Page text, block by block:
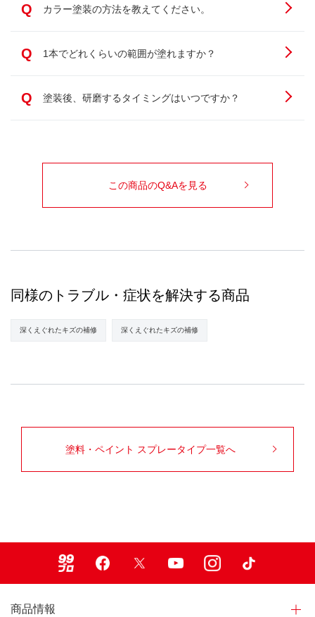
Q カラー塗装の方法を教えてください。
Q 1本でどれくらいの範囲が塗れますか？
Q 塗装後、研磨するタイミングはいつですか？
この商品のQ&Aを見る
同様のトラブル・症状を解決する商品
深くえぐれたキズの補修 深くえぐれたキズの補修
塗料・ペイント スプレータイプ一覧へ
商品情報